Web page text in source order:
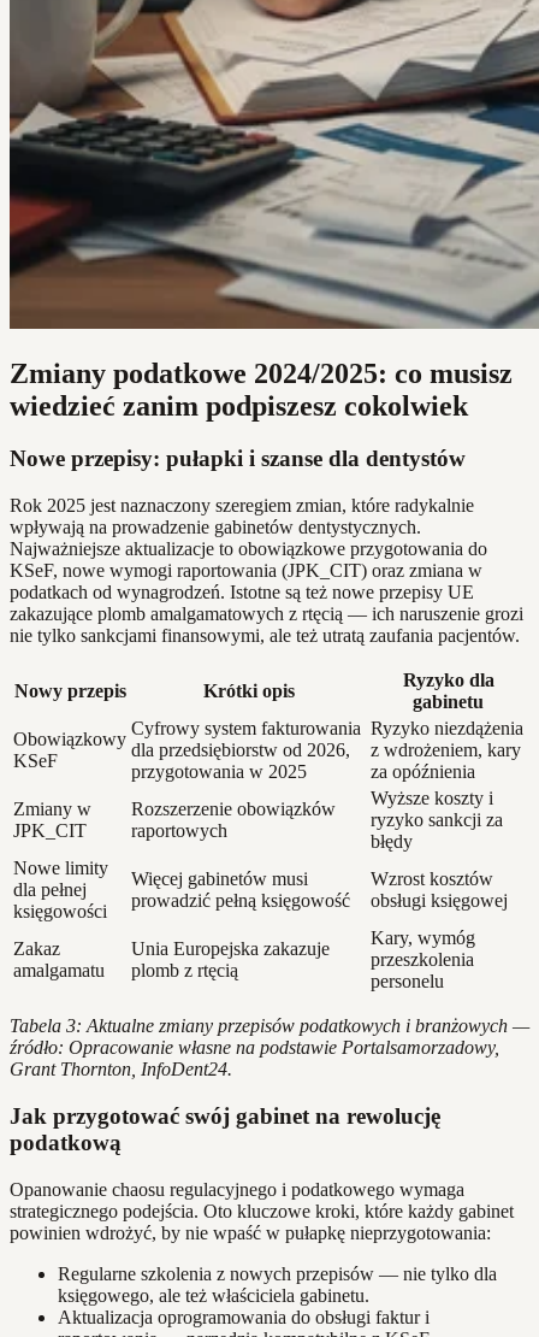
Zmiany podatkowe 2024/2025: co musisz
wiedzieć zanim podpiszesz cokolwiek
Nowe przepisy: pułapki i szanse dla dentystów
Rok 2025 jest naznaczony szeregiem zmian, które radykalnie
wpływają na prowadzenie gabinetów dentystycznych.
Najważniejsze aktualizacje to obowiązkowe przygotowania do
KSeF, nowe wymogi raportowania (JPK_CIT) oraz zmiana w
podatkach od wynagrodzeń. Istotne są też nowe przepisy UE
zakazujące plomb amalgamatowych z rtęcią — ich naruszenie grozi
nie tylko sankcjami finansowymi, ale też utratą zaufania pacjentów.
Nowy przepis Krótki opis
Ryzyko dla
gabinetu
Obowiązkowy
KSeF
Cyfrowy system fakturowania
dla przedsiębiorstw od 2026,
przygotowania w 2025
Ryzyko niezdążenia
z wdrożeniem, kary
za opóźnienia
Zmiany w
JPK_CIT
Rozszerzenie obowiązków
raportowych
Wyższe koszty i
ryzyko sankcji za
błędy
Nowe limity
dla pełnej
księgowości
Więcej gabinetów musi
prowadzić pełną księgowość
Wzrost kosztów
obsługi księgowej
Zakaz
amalgamatu
Unia Europejska zakazuje
plomb z rtęcią
Kary, wymóg
przeszkolenia
personelu
Tabela 3: Aktualne zmiany przepisów podatkowych i branżowych —
źródło: Opracowanie własne na podstawie Portalsamorzadowy,
Grant Thornton, InfoDent24.
Jak przygotować swój gabinet na rewolucję
podatkową
Opanowanie chaosu regulacyjnego i podatkowego wymaga
strategicznego podejścia. Oto kluczowe kroki, które każdy gabinet
powinien wdrożyć, by nie wpaść w pułapkę nieprzygotowania:
Regularne szkolenia z nowych przepisów — nie tylko dla
księgowego, ale też właściciela gabinetu.
Aktualizacja oprogramowania do obsługi faktur i